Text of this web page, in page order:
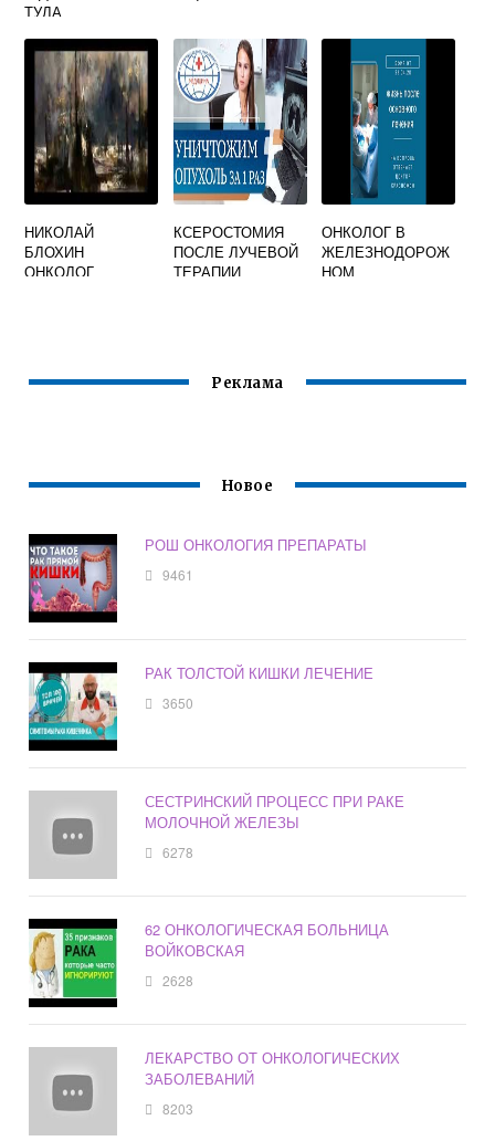
ТУЛА
НИКОЛАЙ
БЛОХИН
ОНКОЛОГ
КСЕРОСТОМИЯ
ПОСЛЕ ЛУЧЕВОЙ
ТЕРАПИИ
ОНКОЛОГ В
ЖЕЛЕЗНОДОРОЖ
НОМ
Реклама
Новое
РОШ ОНКОЛОГИЯ ПРЕПАРАТЫ
9461
РАК ТОЛСТОЙ КИШКИ ЛЕЧЕНИЕ
3650
СЕСТРИНСКИЙ ПРОЦЕСС ПРИ РАКЕ
МОЛОЧНОЙ ЖЕЛЕЗЫ
6278
62 ОНКОЛОГИЧЕСКАЯ БОЛЬНИЦА
ВОЙКОВСКАЯ
2628
ЛЕКАРСТВО ОТ ОНКОЛОГИЧЕСКИХ
ЗАБОЛЕВАНИЙ
8203